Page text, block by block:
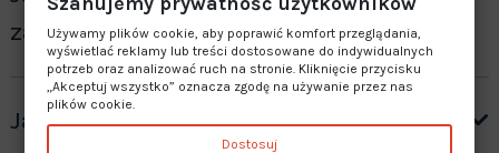
zamówienie”?
Jaki jest czas realizacji zamówienia?
Używamy plików cookie, aby poprawić komfort przeglądania,
wyświetlać reklamy lub treści dostosowane do indywidualnych
potrzeb oraz analizować ruch na stronie. Kliknięcie przycisku
„Akceptuj wszystko” oznacza zgodę na używanie przez nas
plików cookie.
Dostosuj